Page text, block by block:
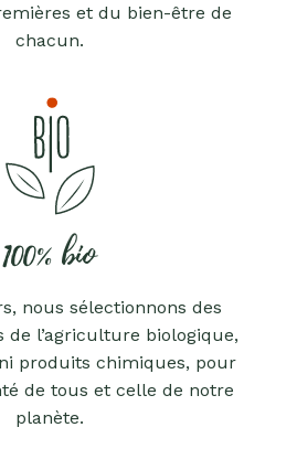
et du bien-être de
chacun.
100% bio
nous sélectionnons des
de l’agriculture biologique,
produits chimiques, pour
de tous et celle de notre
planète.